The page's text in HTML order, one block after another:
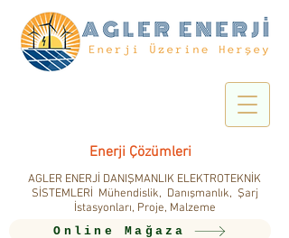
AGLER ENERJİ DANIŞMANLIK ELEKTROTEKNİK
SİSTEMLERİ Mühendislik, Danışmanlık, Şarj
İstasyonları, Proje, Malzeme
Enerji Çözümleri
Online Mağaza